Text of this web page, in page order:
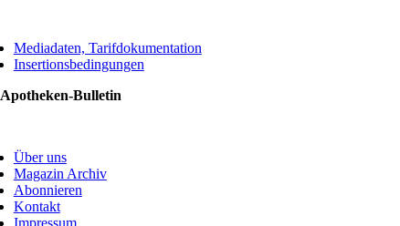
Mediadaten, Tarifdokumentation
Insertionsbedingungen
Bulletin
Über uns
Magazin Archiv
Abonnieren
Kontakt
Impressum